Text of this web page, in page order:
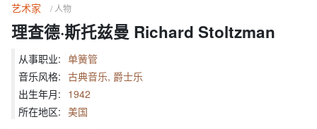
艺术家 / 人物
理查德·斯托兹曼 Richard Stoltzman
从事职业: 单簧管
音乐风格: 古典音乐, 爵士乐
出生年月: 1942
所在地区: 美国